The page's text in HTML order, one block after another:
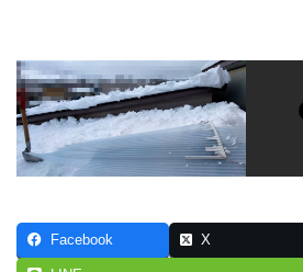
Facebook X